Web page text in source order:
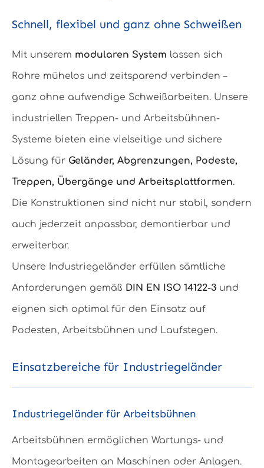
Schnell, flexibel und ganz ohne Schweißen
Mit unserem modularen System lassen sich
Rohre mühelos und zeitsparend verbinden –
ganz ohne aufwendige Schweißarbeiten. Unsere
industriellen Treppen- und Arbeitsbühnen-
Systeme bieten eine vielseitige und sichere
Lösung für Geländer, Abgrenzungen, Podeste,
Treppen, Übergänge und Arbeitsplattformen.
Die Konstruktionen sind nicht nur stabil, sondern
auch jederzeit anpassbar, demontierbar und
erweiterbar.
Unsere Industriegeländer erfüllen sämtliche
Anforderungen gemäß DIN EN ISO 14122-3 und
eignen sich optimal für den Einsatz auf
Podesten, Arbeitsbühnen und Laufstegen.
Einsatzbereiche für Industriegeländer
Industriegeländer für Arbeitsbühnen
Arbeitsbühnen ermöglichen Wartungs- und
Montagearbeiten an Maschinen oder Anlagen.